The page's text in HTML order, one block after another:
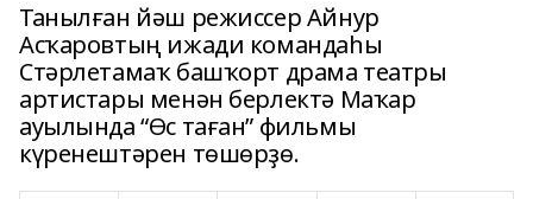
Танылған йәш режиссер Айнур
Асҡаровтың ижади командаһы
Стәрлетамаҡ башҡорт драма театры
артистары менән берлектә Маҡар
ауылында “Өс таған” фильмы
күренештәрен төшөрҙө.